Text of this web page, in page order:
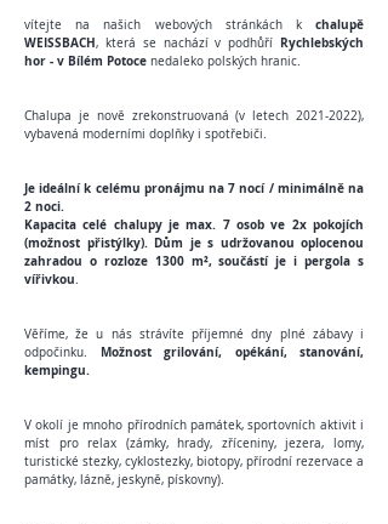
vítejte na našich webových stránkách kchalupě
WEISSBACH, která se nachází v podhůří Rychlebských
hor - v Bílém Potoce nedaleko polských hranic.
Chalupa je nově zrekonstruovaná (v letech 2021-2022),
vybavená moderními doplňky i spotřebiči.
Je ideální k celému pronájmu na 7 nocí / minimálně na
2 noci.
Kapacita celé chalupy je max. 7 osob ve 2x pokojích
(možnost přistýlky). Dům je s udržovanou oplocenou
zahradou o rozloze 1300 m², součástí je i pergola s
vířivkou.
Věříme, že u nás strávíte příjemné dny plné zábavy i
odpočinku.
Možnost grilování, opékání, stanování,
kempingu.
V okolí je mnoho přírodních památek, sportovních aktivit i
míst pro relax (zámky, hrady, zříceniny, jezera, lomy,
turistické stezky, cyklostezky, biotopy, přírodní rezervace a
památky, lázně, jeskyně, pískovny).